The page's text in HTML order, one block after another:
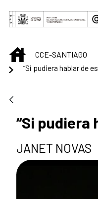
Saltar al contenido
INICIOCCE-SANTIAGO
“Si pudiera hablar de
“Si pudiera
JANET NOVAS